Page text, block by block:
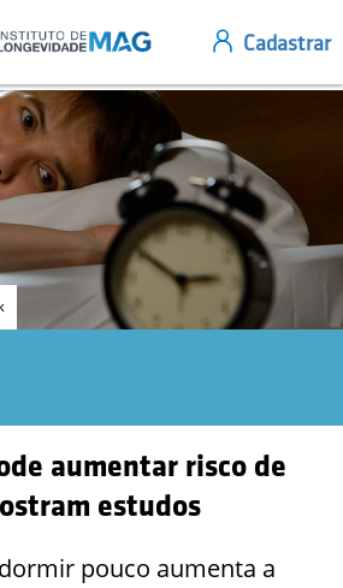
aumentar risco de
estudos
pouco aumenta a